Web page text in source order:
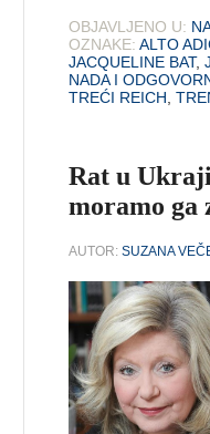
OBJAVLJENO U:
OZNAKE: ALTO
JACQUELINE BAT,
NADA I
TREĆI REICH ,
Rat u
moramo ga
AUTOR:SUZANA